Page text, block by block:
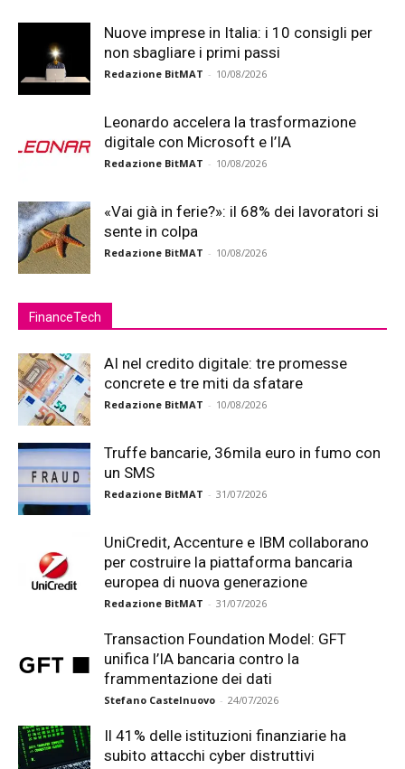
Nuove imprese in Italia: i 10 consigli per
non sbagliare i primi passi
Redazione BitMAT - 10/08/2026
Leonardo accelera la trasformazione
digitale con Microsoft e l’IA
Redazione BitMAT - 10/08/2026
«Vai già in ferie?»: il 68% dei lavoratori si
sente in colpa
Redazione BitMAT - 10/08/2026
FinanceTech
AI nel credito digitale: tre promesse
concrete e tre miti da sfatare
Redazione BitMAT - 10/08/2026
Truffe bancarie, 36mila euro in fumo con
un SMS
Redazione BitMAT - 31/07/2026
UniCredit, Accenture e IBM collaborano
per costruire la piattaforma bancaria
europea di nuova generazione
Redazione BitMAT - 31/07/2026
Transaction Foundation Model: GFT
unifica l’IA bancaria contro la
frammentazione dei dati
Stefano Castelnuovo - 24/07/2026
Il 41% delle istituzioni finanziarie ha
subito attacchi cyber distruttivi